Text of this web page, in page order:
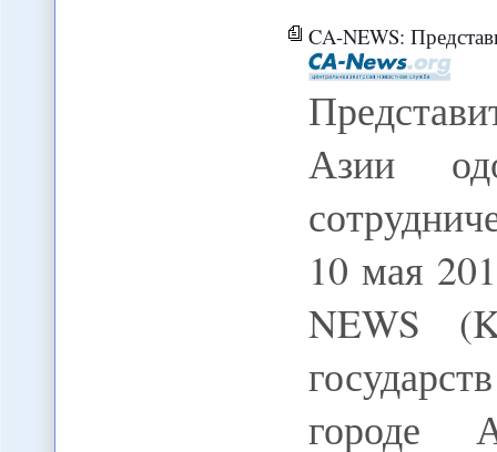
CA-NEWS: Представители пяти
Азии
10 мая
NEWS
городе